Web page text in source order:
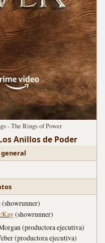
- The Rings of Power
Anillos de Poder
(showrunner)
(showrunner)
(productora ejecutiva)
(productora ejecutiva)